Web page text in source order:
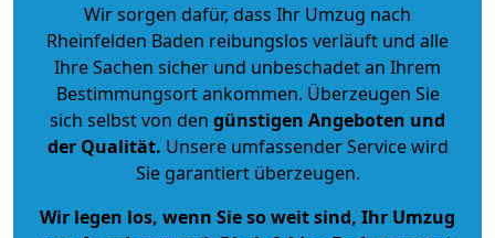
Wir sorgen dafür, dass Ihr Umzug nach
Rheinfelden Baden reibungslos verläuft und alle
Ihre Sachen sicher und unbeschadet an Ihrem
Bestimmungsort ankommen. Überzeugen Sie
sich selbst von den günstigen Angeboten und
der Qualität. Unsere umfassender Service wird
Sie garantiert überzeugen.
Wir legen los, wenn Sie so weit sind, Ihr Umzug